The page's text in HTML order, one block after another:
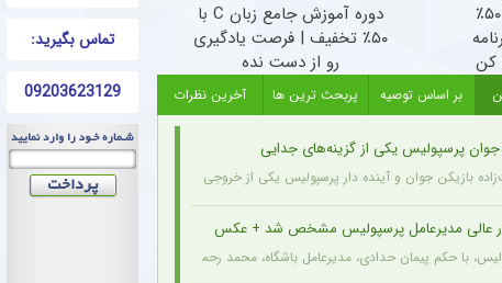
تماس بگیرید:
09203623129
دوره بوت استرپ با ۵۰٪
برنامه
کن
دوره آموزش جامع زبان C با
۵۰٪ تخفیف | فرصت یادگیری
رو از دست نده
بر اساس توصیه پربحث ترین ها آخرین نظرات
جوان پرسپولیس یکی از گزینه‌های جدایی
بازیکن جوان و آینده دار پرسپولیس یکی از خروجی های احتمالی باشگاه به شمار می رود.
عالی مدیرعامل پرسپولیس مشخص شد + عکس
با حکم پیمان حدادی، مدیرعامل باشگاه، محمد رحمان سالاری به عنوان مشاور عالی